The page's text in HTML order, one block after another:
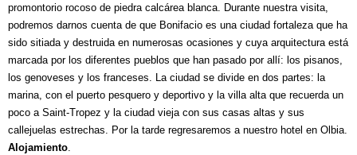
promontorio rocoso de piedra calcárea blanca. Durante nuestra visita,
podremos darnos cuenta de que Bonifacio es una ciudad fortaleza que ha
sido sitiada y destruida en numerosas ocasiones y cuya arquitectura está
marcada por los diferentes pueblos que han pasado por allí: los pisanos,
los genoveses y los franceses. La ciudad se divide en dos partes: la
marina, con el puerto pesquero y deportivo y la villa alta que recuerda un
poco a Saint-Tropez y la ciudad vieja con sus casas altas y sus
callejuelas estrechas. Por la tarde regresaremos a nuestro hotel en Olbia.
Alojamiento